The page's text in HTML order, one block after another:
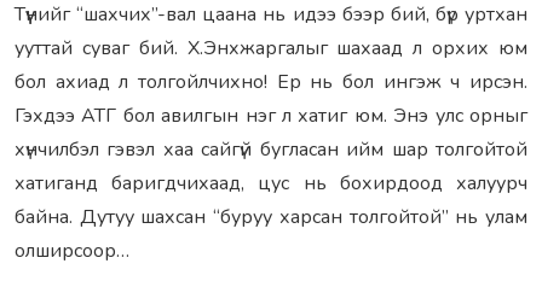
Түүнийг “шахчих”-вал цаана нь идээ бээр бий, бүр уртхан
ууттай суваг бий. Х.Энхжаргалыг шахаад л орхих юм
бол ахиад л толгойлчихно! Ер нь бол ингэж ч ирсэн.
Гэхдээ АТГ бол авилгын нэг л хатиг юм. Энэ улс орныг
хүнчилбэл гэвэл хаа сайгүй бугласан ийм шар толгойтой
хатиганд баригдчихаад, цус нь бохирдоод халуурч
байна. Дутуу шахсан “буруу харсан толгойтой” нь улам
олширсоор…